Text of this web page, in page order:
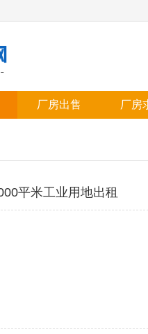
厂房出售 厂房
平米工业用地出租